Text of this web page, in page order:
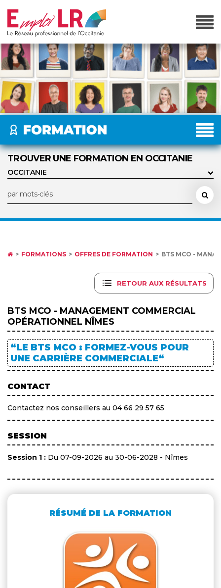
TROUVER UNE FORMATION EN OCCITANIE
FORMATIONS OFFRES DE FORMATION BTS MCO -
RETOUR AUX RÉSULTATS
BTS MCO - MANAGEMENT COMMERCIAL
OPÉRATIONNEL NÎMES
“LE BTS MCO : FORMEZ-VOUS POUR
UNE CARRIÈRE COMMERCIALE“
CONTACT
Contactez nos conseillers au 04 66 29 57 65
SESSION
Session 1 : Du 07-09-2026 au 30-06-2028 - Nîmes
RÉSUMÉ DE LA FORMATION